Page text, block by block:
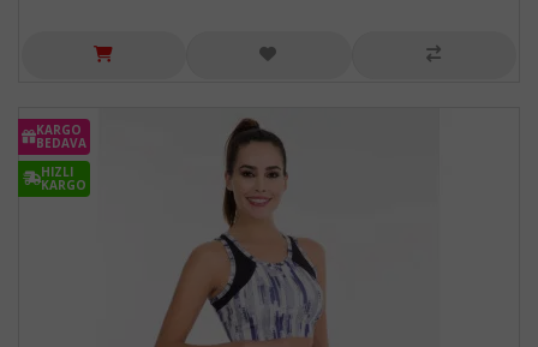
KARGO
BEDAVA
HIZLI
KARGO